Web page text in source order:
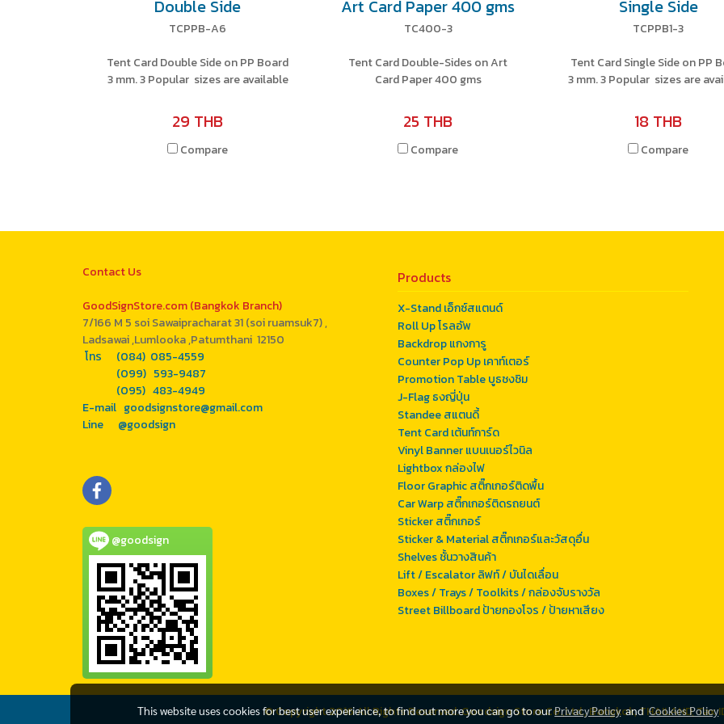
Double Side
TCPPB-A6
Tent Card Double Side on PP Board
3 mm. 3 Popular sizes are available
29 THB
Compare
Art Card Paper 400 gms
TC400-3
Tent Card Double-Sides on Art
Card Paper 400 gms
25 THB
Compare
Single Side
TCPPB1-3
Tent Card Single Side on PP
3 mm. 3 Popular sizes are
18 THB
Compare
Contact Us
GoodSignStore.com (Bangkok Branch)
7/166 M 5 soi Sawaipracharat 31 (soi ruamsuk7) ,
Ladsawai ,Lumlooka ,Patumthani 12150
โทร (084) 085-4559
(099) 593-9487
(095) 483-4949
E-mail goodsignstore@gmail.com
Line @goodsign
@goodsign
Products
X-Stand เอ็กซ์สแตนด์
Roll Up โรลอัพ
Backdrop แกงการู
Counter Pop Up เคาท์เตอร์
Promotion Table บูธชงชิม
J-Flag ธงญี่ปุ่น
Standee สแตนดี้
Tent Card เต้นท์การ์ด
Vinyl Banner แบนเนอร์ไวนิล
Lightbox กล่องไฟ
Floor Graphic สติ๊กเกอร์ติดพื้น
Car Warp สติ๊กเกอร์ติดรถยนต์
Sticker สติ๊กเกอร์
Sticker & Material สติ๊กเกอร์และวัสดุอื่น
Shelves ชั้นวางสินค้า
Lift / Escalator ลิฟท์ / บันไดเลื่อน
Boxes / Trays / Toolkits / กล่องจับรางวัล
Street Billboard ป้ายกองโจร / ป้ายหาเสียง
© Copyright 2016 All Rights Reserved. Goodsign Store Co.,Ltd., Bangkok, THAILAND, Tax
This website uses cookies for best user experience, to find out more you can go to ourPrivacy PolicyandCookies Policy